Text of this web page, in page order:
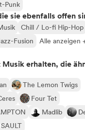
Punk
sie ebenfalls offen
Chill / Lo-fi Hip-Hop
Fusion Alle anzeigen
Musik erhalten, die
The Lemon Twigs
Four Tet
Madlib
SAULT